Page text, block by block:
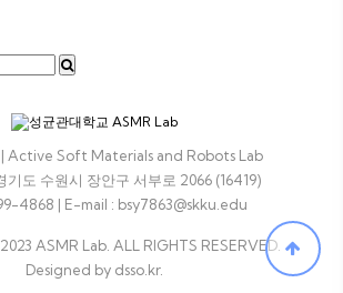
| Active Soft Materials and Robots Lab
기도 수원시 장안구 서부로 2066 (16419)
4868 | E-mail : bsy7863@skku.edu
ASMR Lab. ALL RIGHTS RESERVED.
Designed by dsso.kr.